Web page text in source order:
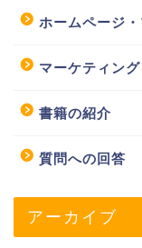
ホームページ
マーケティング
書籍の紹介
質問への回答
アーカイブ